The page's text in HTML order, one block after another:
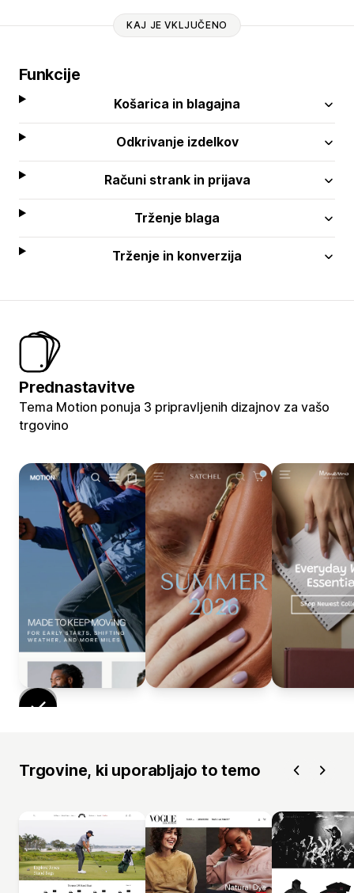
KAJ JE VKLJUČENO
Funkcije
Košarica in blagajna
Odkrivanje izdelkov
Računi strank in prijava
Trženje blaga
Trženje in konverzija
Prednastavitve
Tema Motion ponuja 3 pripravljenih dizajnov za vašo
trgovino
Trgovine, ki uporabljajo to temo